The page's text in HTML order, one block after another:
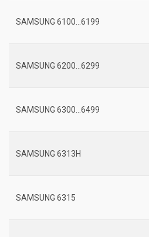
SAMSUNG 6100…6199
SAMSUNG 6200…6299
SAMSUNG 6300…6499
SAMSUNG 6313H
SAMSUNG 6315